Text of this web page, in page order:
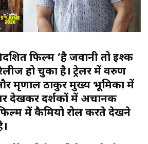
फिल्म ‘है जवानी तो इश्क
हो चुका है। ट्रेलर में वरुण
मृणाल ठाकुर मुख्य भूमिका में
देखकर दर्शकों में अचानक
में कैमियो रोल करते देखने